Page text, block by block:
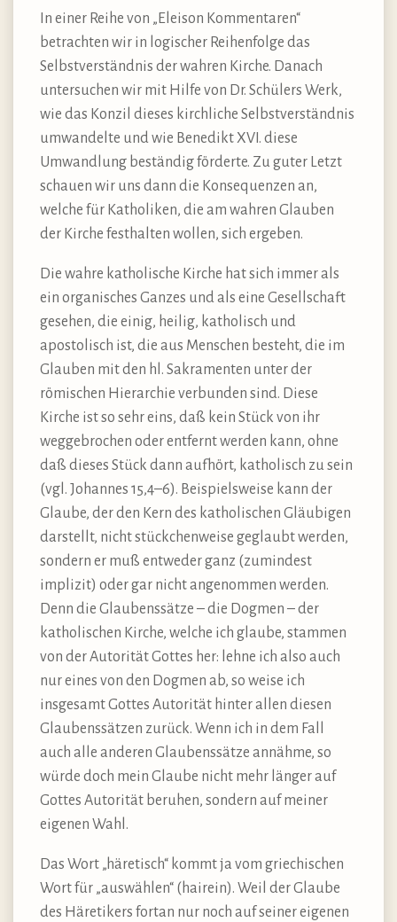
In einer Reihe von „Eleison Kommentaren“
betrachten wir in logischer Reihenfolge das
Selbstverständnis der wahren Kirche. Danach
untersuchen wir mit Hilfe von Dr. Schülers Werk,
wie das Konzil dieses kirchliche Selbstverständnis
umwandelte und wie Benedikt XVI. diese
Umwandlung beständig förderte. Zu guter Letzt
schauen wir uns dann die Konsequenzen an,
welche für Katholiken, die am wahren Glauben
der Kirche festhalten wollen, sich ergeben.
Die wahre katholische Kirche hat sich immer als
ein organisches Ganzes und als eine Gesellschaft
gesehen, die einig, heilig, katholisch und
apostolisch ist, die aus Menschen besteht, die im
Glauben mit den hl. Sakramenten unter der
römischen Hierarchie verbunden sind. Diese
Kirche ist so sehr eins, daß kein Stück von ihr
weggebrochen oder entfernt werden kann, ohne
daß dieses Stück dann aufhört, katholisch zu sein
(vgl. Johannes 15,4–6). Beispielsweise kann der
Glaube, der den Kern des katholischen Gläubigen
darstellt, nicht stückchenweise geglaubt werden,
sondern er muß entweder ganz (zumindest
implizit) oder gar nicht angenommen werden.
Denn die Glaubenssätze – die Dogmen – der
katholischen Kirche, welche ich glaube, stammen
von der Autorität Gottes her: lehne ich also auch
nur eines von den Dogmen ab, so weise ich
insgesamt Gottes Autorität hinter allen diesen
Glaubenssätzen zurück. Wenn ich in dem Fall
auch alle anderen Glaubenssätze annähme, so
würde doch mein Glaube nicht mehr länger auf
Gottes Autorität beruhen, sondern auf meiner
eigenen Wahl.
Das Wort „häretisch“ kommt ja vom griechischen
Wort für „auswählen“ (hairein). Weil der Glaube
des Häretikers fortan nur noch auf seiner eigenen